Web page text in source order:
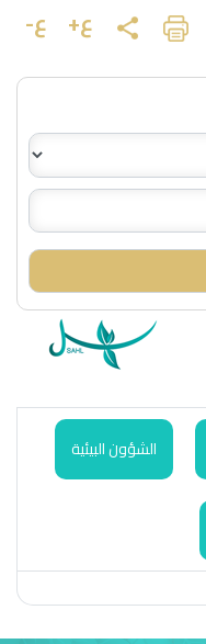
ع+ ع-
الشؤون البيئية